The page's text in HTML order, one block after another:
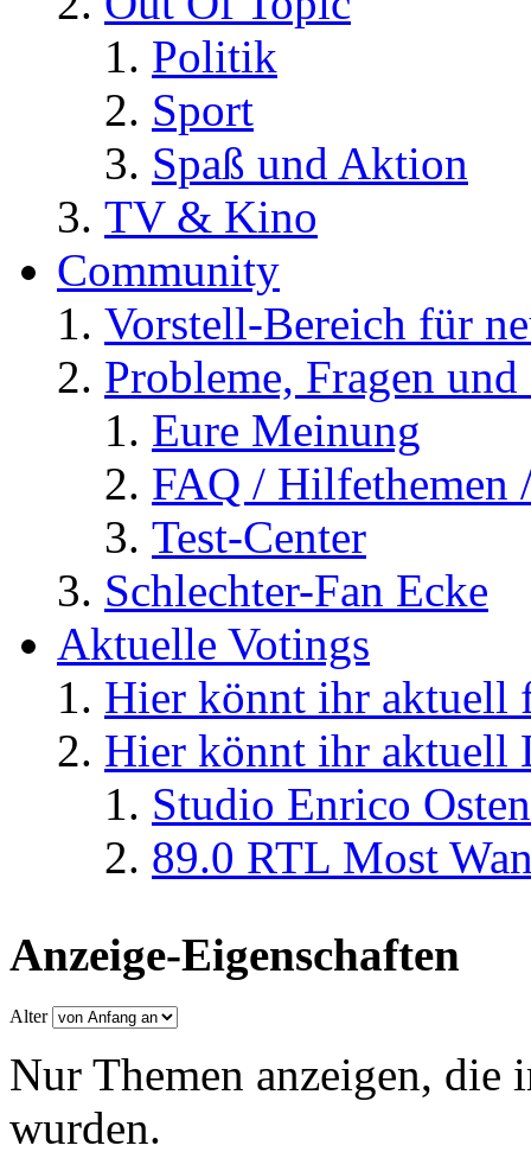
Politik
Sport
Spaß und Aktion
TV & Kino
Community
Vorstell-Bereich für
Probleme, Fragen
Eure Meinung
FAQ / Hilfethemen
Test-Center
Schlechter-Fan Ecke
Aktuelle Votings
Hier könnt ihr aktuell
Hier könnt ihr aktuell
Studio Enrico
89.0 RTL Most
Anzeige-Eigenschaften
Alter
Nur Themen anzeigen, die
wurden.